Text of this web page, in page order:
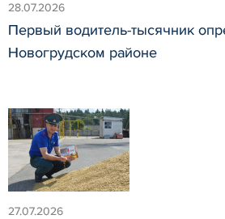
28.07.2026
Первый водитель-тысячник
Новогрудском районе
27.07.2026